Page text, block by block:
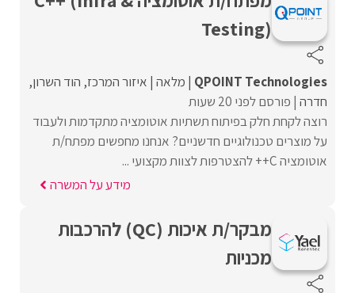
Testing)
QPOINT Technologies מלאה איזור המרכז הוד השרון
חדרה פורסם לפני 20 שעות
רוצה לקחת חלק בפיתוח תשתיות אוטומציה מתקדמות ולעבוד
על מוצרים טכנולוגיים חדשניים? אנחנו מחפשים מפתח/ת
אוטומציה C++ להצטרפות לצוות מקצועי ...
מידע על המשרה
מבקר/ת איכות (QC) להרכבות
מכניות